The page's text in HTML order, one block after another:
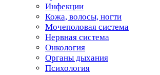
Инфекции
Кожа, волосы, ногти
Мочеполовая система
Нервная система
Онкология
Органы дыхания
Психология